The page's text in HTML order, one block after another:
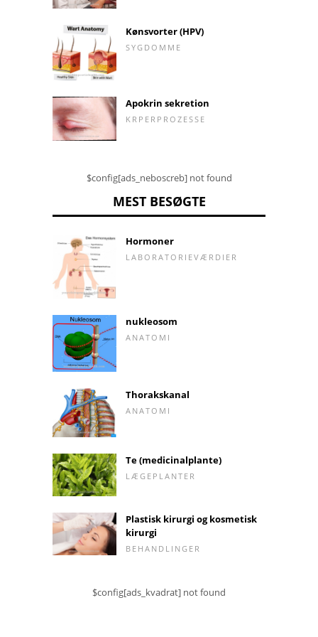
Kønsvorter (HPV)
SYGDOMME
Apokrin sekretion
KRPERPROZESSE
$config[ads_neboscreb] not found
MEST BESØGTE
Hormoner
LABORATORIEVÆRDIER
nukleosom
ANATOMI
Thorakskanal
ANATOMI
Te (medicinalplante)
LÆGEPLANTER
Plastisk kirurgi og kosmetisk
kirurgi
BEHANDLINGER
$config[ads_kvadrat] not found